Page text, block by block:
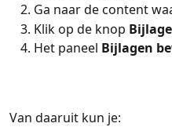
Ga naar de content
Klik op de knop
Het paneel Bijlagen
Van daaruit kun je: